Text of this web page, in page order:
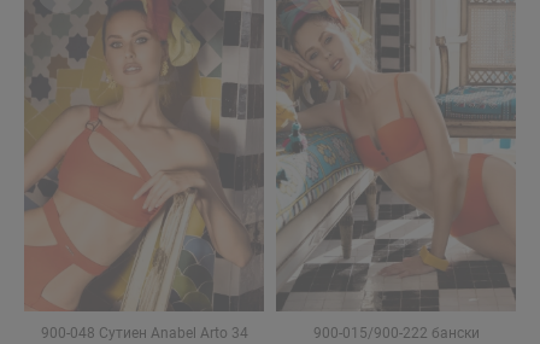
900-048 Сутиен Anabel Arto 34
900-015/900-222 бански